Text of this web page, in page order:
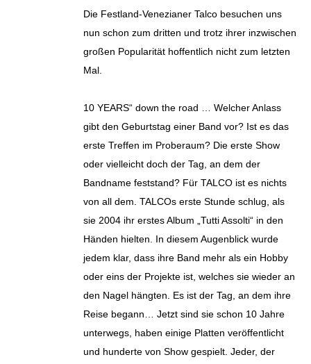
Die Festland-Venezianer Talco besuchen uns
nun schon zum dritten und trotz ihrer inzwischen
großen Popularität hoffentlich nicht zum letzten
Mal.
10 YEARS“ down the road … Welcher Anlass
gibt den Geburtstag einer Band vor? Ist es das
erste Treffen im Proberaum? Die erste Show
oder vielleicht doch der Tag, an dem der
Bandname feststand? Für TALCO ist es nichts
von all dem. TALCOs erste Stunde schlug, als
sie 2004 ihr erstes Album „Tutti Assolti“ in den
Händen hielten. In diesem Augenblick wurde
jedem klar, dass ihre Band mehr als ein Hobby
oder eins der Projekte ist, welches sie wieder an
den Nagel hängten. Es ist der Tag, an dem ihre
Reise begann… Jetzt sind sie schon 10 Jahre
unterwegs, haben einige Platten veröffentlicht
und hunderte von Show gespielt. Jeder, der